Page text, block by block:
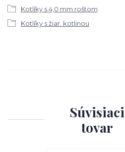
Kotlíky s 4,0 mm roštom
Kotlíky s žiar. kotlinou
Súvisiaci
tovar